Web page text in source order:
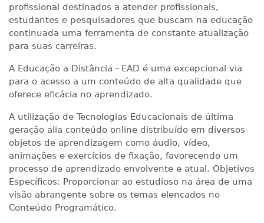
profissional destinados a atender profissionais,
estudantes e pesquisadores que buscam na educação
continuada uma ferramenta de constante atualização
para suas carreiras.
A Educação a Distância - EAD é uma excepcional via
para o acesso a um conteúdo de alta qualidade que
oferece eficácia no aprendizado.
A utilização de Tecnologias Educacionais de última
geração alia conteúdo online distribuído em diversos
objetos de aprendizagem como áudio, vídeo,
animações e exercícios de fixação, favorecendo um
processo de aprendizado envolvente e atual. Objetivos
Específicos: Proporcionar ao estudioso na área de uma
visão abrangente sobre os temas elencados no
Conteúdo Programático.